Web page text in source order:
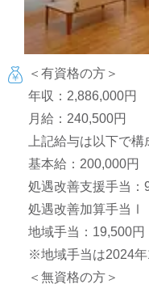
＜有資格の方＞
年収：2,886,000円
月給：240,500円
上記給与は以下で構
基本給：200,000円
処遇改善支援手当：
処遇改善加算手当Ⅰ
地域手当：19,500円
※地域手当は2024年
＜無資格の方＞